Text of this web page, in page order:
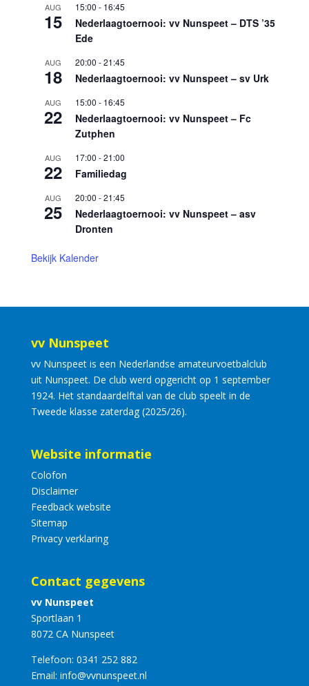
AUG
15
15:00 - 16:45
Nederlaagtoernooi: vv Nunspeet – DTS ’35
Ede
AUG
18
20:00 -21:45
Nederlaagtoernooi: vv Nunspeet – sv Urk
AUG
22
15:00 - 16:45
Nederlaagtoernooi: vv Nunspeet – Fc
Zutphen
AUG
22
17:00 -21:00
Familiedag
AUG
25
20:00 -21:45
Nederlaagtoernooi: vv Nunspeet – asv
Dronten
Bekijk Kalender
vv Nunspeet
vv Nunspeet is een Nederlandse amateurvoetbalclub
uit Nunspeet. De club werd opgericht op 1 september
1924. Het standaardelftal van de club speelt in de
Tweede klasse zaterdag (2025/26).
Website informatie
Colofon
Disclaimer
Feedback website
Sitemap
Privacy verklaring
Contact gegevens
vv Nunspeet
Sportlaan 1
8072 CA Nunspeet
Telefoon: 0341 252 882
Email: info@vvnunspeet.nl